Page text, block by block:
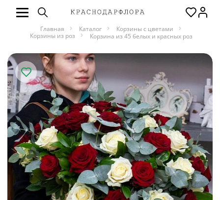
Главная Каталог
Корзины с цветами
Корзины из роз
Корзина из 45 белых и красных роз